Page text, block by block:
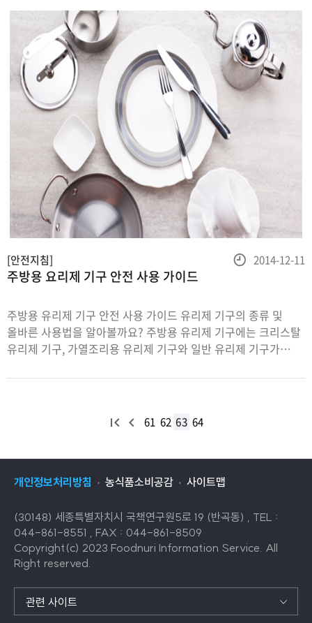
주방용 요리제 기구 안전 사용 가이드
주방용 유리제 기구 안전 사용 가이드 유리제 기구의 종류 및
올바른 사용법을 알아볼까요? 주방용 유리제 기구에는 크리스탈
유리제 기구, 가열조리용 유리제 기구와 일반 유리제 기구가
[안전지침]
등
2014-12-11
처
이
61 62 63 64
개인정보처리방침 농식품소비공감 사이트맵
(30148) 세종특별자치시 국책연구원5로 19 (반곡동) , TEL :
044-861-8551 , FAX : 044-861-8509
Copyright(c) 2023 Foodnuri Information Service. All
Right reserved.
관련 사이트